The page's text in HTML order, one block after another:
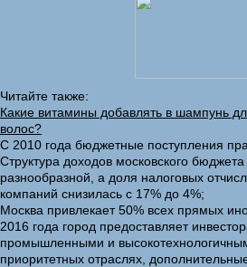
Читайте также:
Какие витамины добавлять в шампунь
волос?
С 2010 года бюджетные поступления
Структура доходов московского
разнообразной, а доля налоговых
компаний снизилась с 17% до 4%;
Москва привлекает 50% всех прямых
2016 года город предоставляет
промышленными и
приоритетных отраслях,